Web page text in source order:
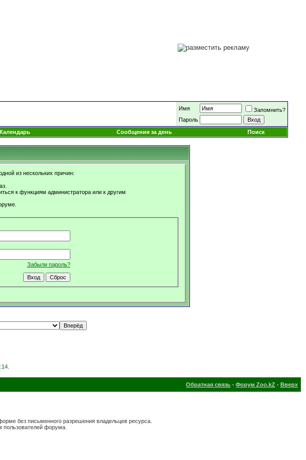
Имя
Запомнить?
Пароль
Календарь Сообщения за день Поиск
из нескольких причин:
к функциям администратора или к другим
Забыли пароль?
.
Обратная связь - Форум Zoo.kZ - Вверх
без письменного разрешения владельцев ресурса.
пользователей форума.